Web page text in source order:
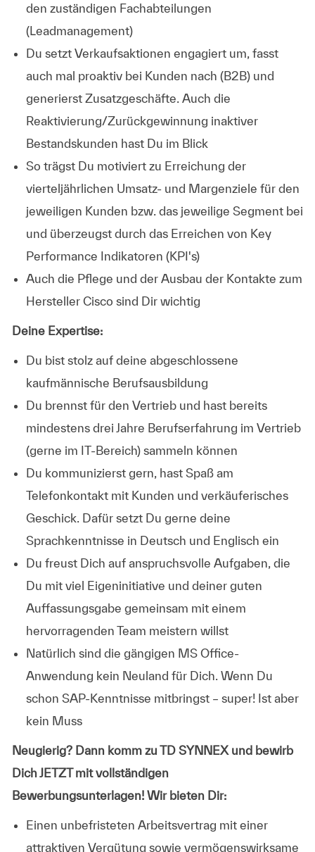
den zuständigen Fachabteilungen
(Leadmanagement)
Du setzt Verkaufsaktionen engagiert um, fasst
auch mal proaktiv bei Kunden nach (B2B) und
generierst Zusatzgeschäfte. Auch die
Reaktivierung/Zurückgewinnung inaktiver
Bestandskunden hast Du im Blick
So trägst Du motiviert zu Erreichung der
vierteljährlichen Umsatz- und Margenziele für den
jeweiligen Kunden bzw. das jeweilige Segment bei
und überzeugst durch das Erreichen von Key
Performance Indikatoren (KPI's)
Auch die Pflege und der Ausbau der Kontakte zum
Hersteller Cisco sind Dir wichtig
Deine Expertise:
Du bist stolz auf deine abgeschlossene
kaufmännische Berufsausbildung
Du brennst für den Vertrieb und hast bereits
mindestens drei Jahre Berufserfahrung im Vertrieb
(gerne im IT-Bereich) sammeln können
Du kommunizierst gern, hast Spaß am
Telefonkontakt mit Kunden und verkäuferisches
Geschick. Dafür setzt Du gerne deine
Sprachkenntnisse in Deutsch und Englisch ein
Du freust Dich auf anspruchsvolle Aufgaben, die
Du mit viel Eigeninitiative und deiner guten
Auffassungsgabe gemeinsam mit einem
hervorragenden Team meistern willst
Natürlich sind die gängigen MS Office-
Anwendung kein Neuland für Dich. Wenn Du
schon SAP-Kenntnisse mitbringst – super! Ist aber
kein Muss
Neugierig? Dann komm zu TD SYNNEX und bewirb
Dich JETZT mit vollständigen
Bewerbungsunterlagen! Wir bieten Dir:
Einen unbefristeten Arbeitsvertrag mit einer
attraktiven Vergütung sowie vermögenswirksame